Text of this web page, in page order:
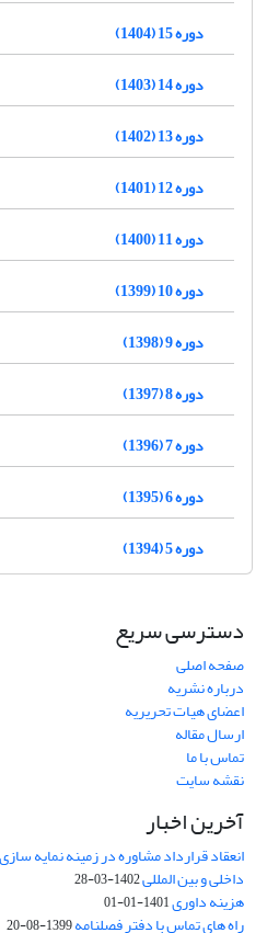
دوره 15 (1404)
دوره 14 (1403)
دوره 13 (1402)
دوره 12 (1401)
دوره 11 (1400)
دوره 10 (1399)
دوره 9 (1398)
دوره 8 (1397)
دوره 7 (1396)
دوره 6 (1395)
دوره 5 (1394)
دسترسی سریع
صفحه اصلی
درباره نشریه
اعضای هیات تحریریه
ارسال مقاله
تماس با ما
نقشه سایت
آخرین اخبار
انعقاد قرارداد مشاوره در زمینه نمایه
داخلی و بین المللی1402-03-28
هزینه داوری1401-01-01
راه های تماس با دفتر فصلنامه1399-08-20